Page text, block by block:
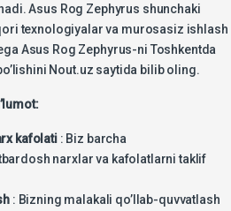
Asus Rog Zephyrus shunchaki
texnologiyalar va murosasiz ishlash
Asus Rog Zephyrus-ni Toshkentda
Nout.uz saytida bilib oling.
kafolati: Biz barcha
narxlar va kafolatlarni taklif
: Bizning malakali qo’llab-quvvatlash